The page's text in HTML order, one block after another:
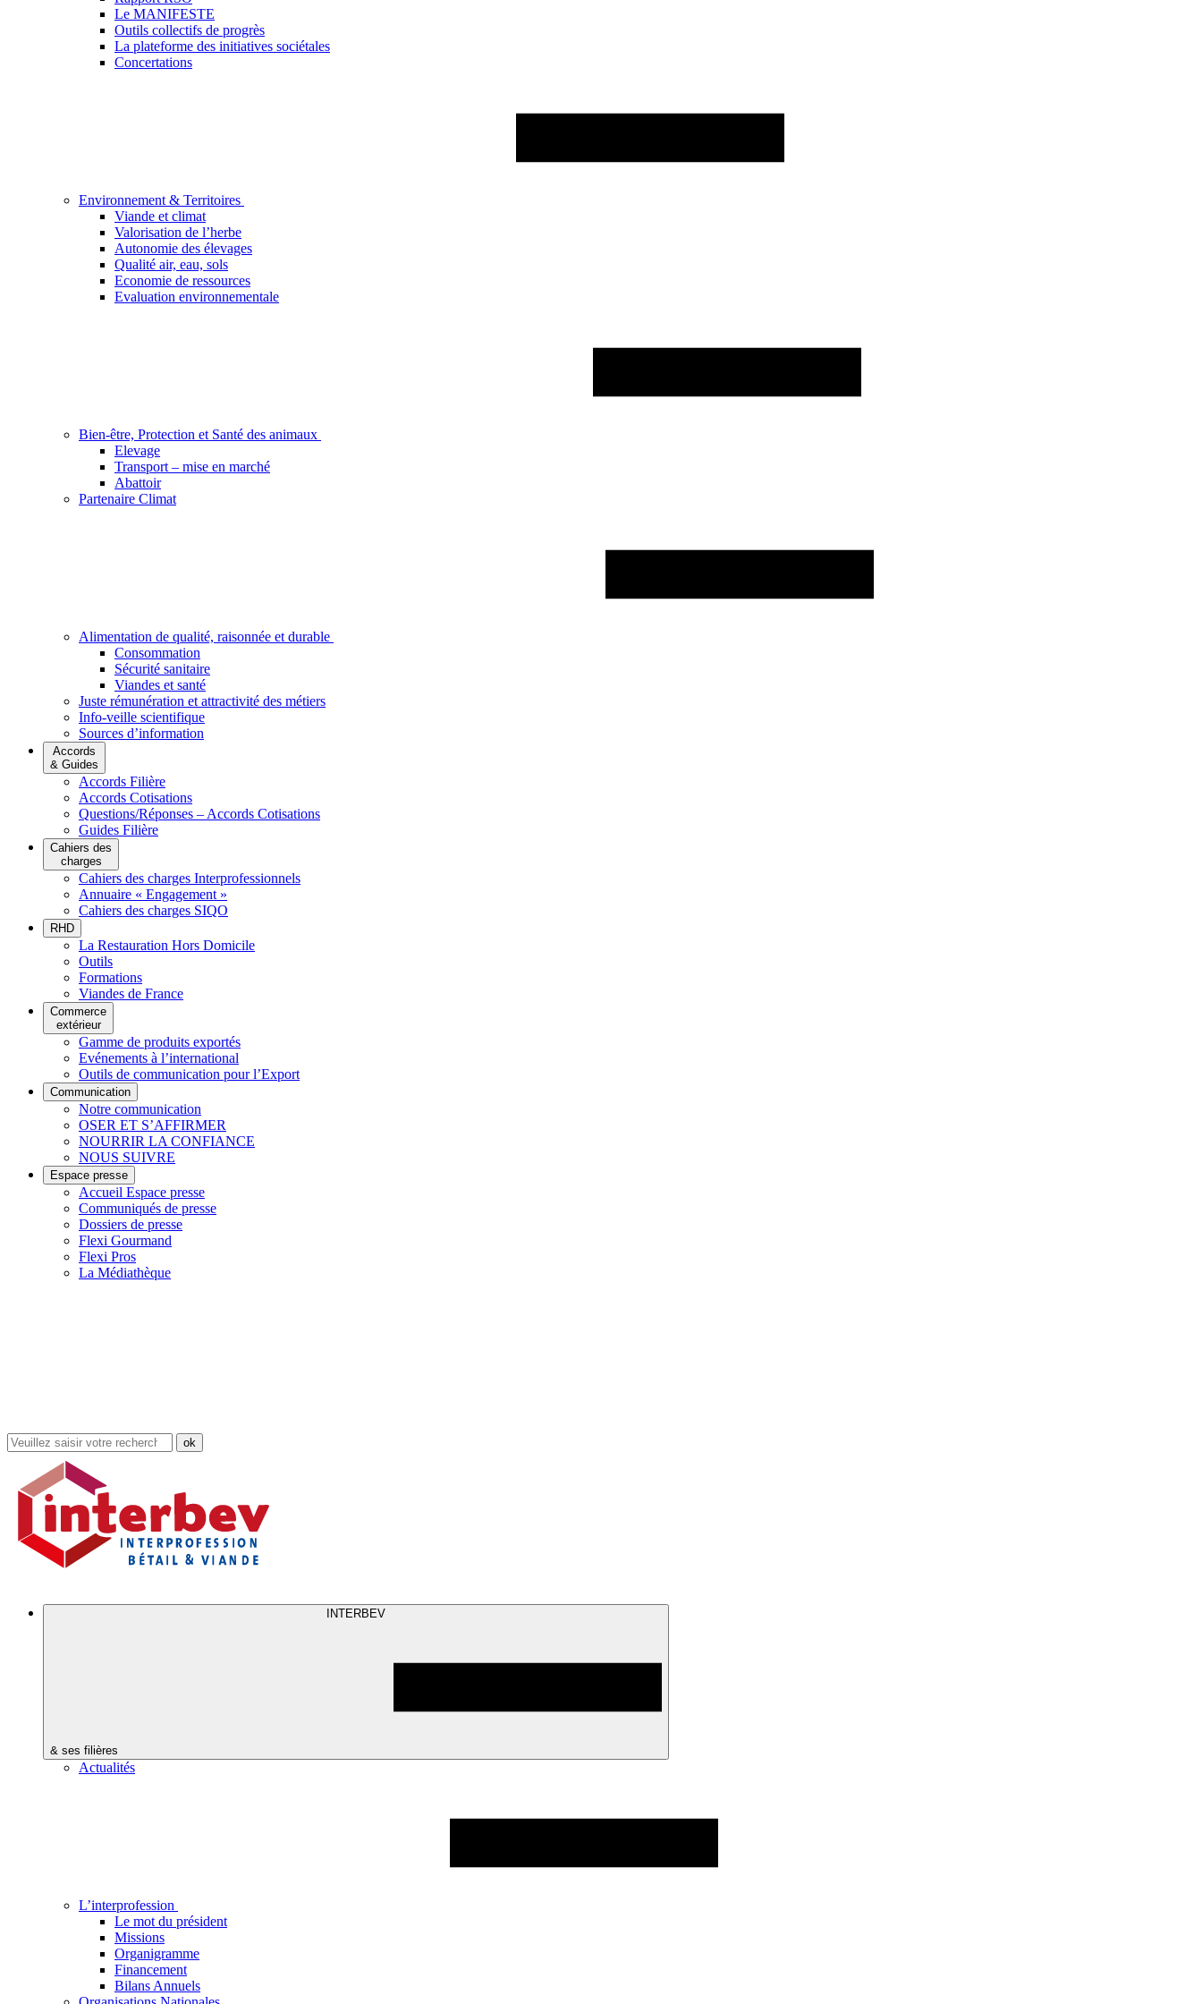
Le MANIFESTE
Outils collectifs de progrès
La plateforme des initiatives sociétales
Concertations
Environnement & Territoires
Viande et climat
Valorisation de l’herbe
Autonomie des élevages
Qualité air, eau, sols
Economie de ressources
Evaluation environnementale
Bien-être, Protection et Santé des animaux
Elevage
Transport – mise en marché
Abattoir
Partenaire Climat
Alimentation de qualité, raisonnée et durable
Consommation
Sécurité sanitaire
Viandes et santé
Juste rémunération et attractivité des métiers
Info-veille scientifique
Sources d’information
Accords
& Guides
Accords Filière
Accords Cotisations
Questions/Réponses – Accords Cotisations
Guides Filière
Cahiers des
charges
Cahiers des charges Interprofessionnels
Annuaire « Engagement »
Cahiers des charges SIQO
RHD
La Restauration Hors Domicile
Outils
Formations
Viandes de France
Commerce
extérieur
Gamme de produits exportés
Evénements à l’international
Outils de communication pour l’Export
Communication
Notre communication
OSER ET S’AFFIRMER
NOURRIR LA CONFIANCE
NOUS SUIVRE
Espace presse
Accueil Espace presse
Communiqués de presse
Dossiers de presse
Flexi Gourmand
Flexi Pros
La Médiathèque
Rechercher
dans
site
INTERBEV
& ses filières
Actualités
L’interprofession
Le mot du président
Missions
Organigramme
Financement
Bilans Annuels